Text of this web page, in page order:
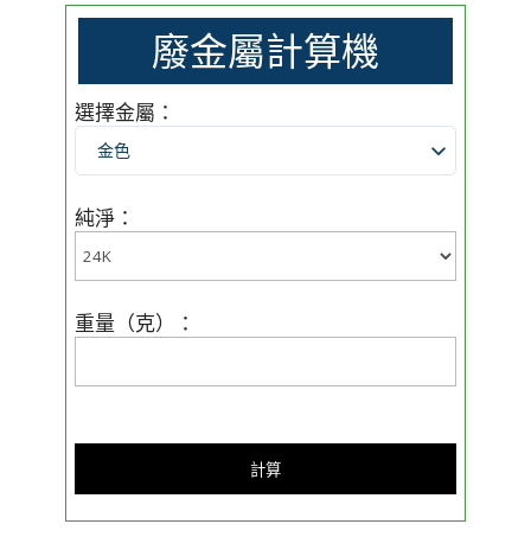
廢金屬計算機
選擇金屬：
金色
純淨：
重量（克）：
計算